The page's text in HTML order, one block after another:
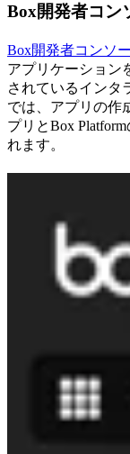
Box開発者コン
Box開発者コンソ
アプリケーション
されているインタ
では、アプリの作
プリとBox
れます。